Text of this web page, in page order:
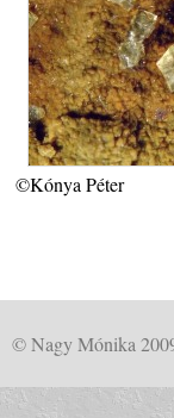
©Kónya Péter
© Nagy Mónika